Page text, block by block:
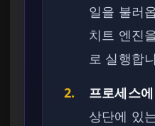
일을 불러
치트 엔진
로 실행합
2.
프로세스
상단에 있